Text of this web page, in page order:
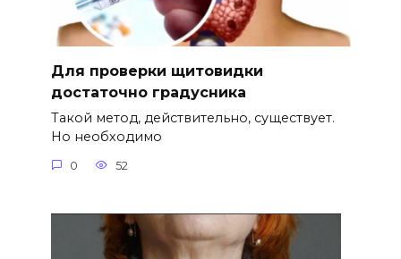
Для проверки щитовидки
достаточно градусника
Такой метод, действительно, существует.
Но необходимо
0 52